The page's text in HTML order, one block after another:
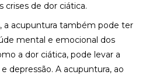
crises de dor ciática.
a acupuntura também pode ter
mental e emocional dos
a dor ciática, pode levar a
depressão. A acupuntura, ao
NA FISIOTERAPIA
PARA A SAÚDE